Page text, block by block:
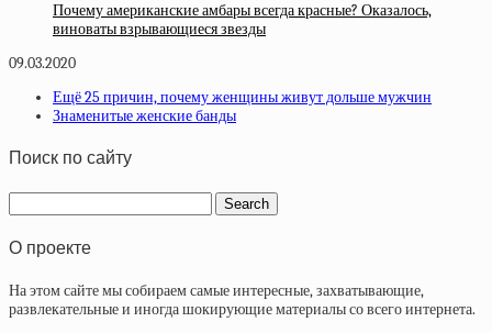
Почему американские амбары всегда красные? Оказалось,
виноваты взрывающиеся звезды
09.03.2020
Ещё 25 причин, почему женщины живут дольше мужчин
Знаменитые женские банды
Поиск по сайту
О проекте
На этом сайте мы собираем самые интересные, захватывающие,
развлекательные и иногда шокирующие материалы со всего интернета.